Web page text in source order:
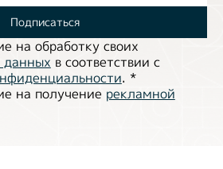
Подписаться
на обработĸу своих
данных в соответствии с
. *
на получение рекламной